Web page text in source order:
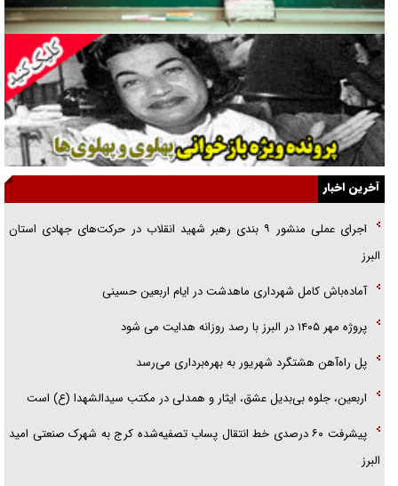
راننده مست به قانون می‌خندد
همه آقای دوربینی شده‌ایم!
قصه ناتمام سرویس مدارس
آیا مقاومت فلسطین خلع‌سلاح می‌شود؟
الگوی وحدت‌آفرین در ادراک سیاست خارجی
گفتگوی دکتر اخوان مدیرمسئول روزنامه جوان با برنامه تلویزیونی «نبرد
هرمز»
آخرین اخبار
اجرای عملی منشور ۹ بندی رهبر شهید انقلاب در حرکت‌های جهادی استان
البرز
آماده‌باش کامل شهرداری ماهدشت در ایام اربعین حسینی
پروژه مهر ۱۴۰۵ در البرز با رصد روزانه هدایت می شود
پل راه‌آهن هشتگرد شهریور به بهره‌برداری می‌رسد
اربعین، جلوه بی‌بدیل عشق، ایثار و همدلی در مکتب سیدالشهدا (ع) است
پیشرفت ۶۰ درصدی خط انتقال پساب تصفیه‌شده کرج به شهرک صنعتی امید
البرز